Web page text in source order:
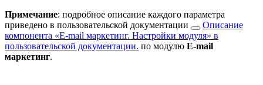
Примечание: подробное описание каждого параметра
приведено в пользовательской документации
Описание
компонента «E-mail маркетинг. Настройки модуля» в
пользовательской документации. по модулю E-mail
маркетинг.